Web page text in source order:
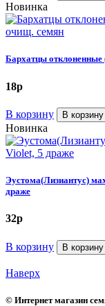
Новинка
Бархатцы
18p
В корзину В корзину
Новинка
Эустома(Лизиантус)
драже
32p
В корзину В корзину
Наверх
© Интернет магазин